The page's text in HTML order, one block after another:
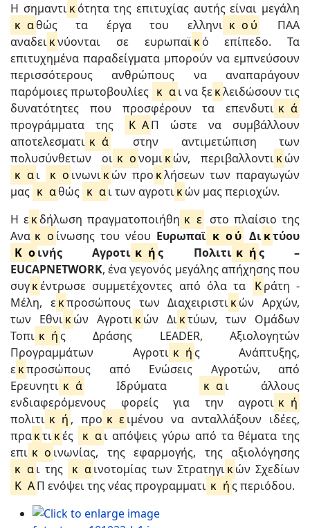
Η σημαντικότητα της επιτυχίας αυτής είναι μεγάλη
κ αθώς τα έργα του ελληνι κ ο ύ
ΠΑΑ
αναδεικνύονται σε ευρωπαϊ κ ό επίπεδο. Τα
επιτυχημένα παραδείγματα μπορούν να εμπνεύσουν
περισσότερους ανθρώπους να αναπαράγουν
παρόμοιες πρωτοβουλίες κ αι να ξεκλειδώσουν τις
δυνατότητες που προσφέρουν τα επενδυτι κ ά
προγράμματα της
Κ ΑΠ ώστε να συμβάλλουν
αποτελεσματι κ ά
στην αντιμετώπιση των
πολυσύνθετων οι κ ονομικών, περιβαλλοντικών
κ αι κ ο ινωνικών προ κλήσεων των παραγωγών
μας κ αθώς κ αι των αγροτικών μας περιοχών.
Η εκδήλωση πραγματοποιήθη κ ε στο πλαίσιο της
Ανα κ ο ίνωσης του νέου Ευρωπαϊ κ ού Δικτύου
Κ οινής Αγροτι κ ής Πολιτι κ ής –
EUCAPNETWORK, ένα γεγονός μεγάλης απήχησης που
συγκέντρωσε συμμετέχοντες από όλα τα Κράτη -
Μέλη, εκπροσώπους των Διαχειριστικών Αρχών,
των Εθνικών Αγροτικών Δικτύων, των Ομάδων
Τοπι κ ή ς Δράσης LEADER, Αξιολογητών
Προγραμμάτων Αγροτι κ ή ς Ανάπτυξης,
εκπροσώπους από Ενώσεις Αγροτών, από
Ερευνητι κ ά Ιδρύματα κ αι άλλους
ενδιαφερόμενους φορείς για την αγροτι κ ή
πολιτι κ ή , προ κ ειμένου να ανταλλάξουν ιδέες,
πρακτικές κ αι απόψεις γύρω από τα θέματα της
επι κ ο ινωνίας, της εφαρμογής, της αξιολόγησης
κ αι της κ αινοτομίας των Στρατηγικών Σχεδίων
Κ ΑΠ ενόψει της νέας προγραμματι κ ή ς περιόδου.